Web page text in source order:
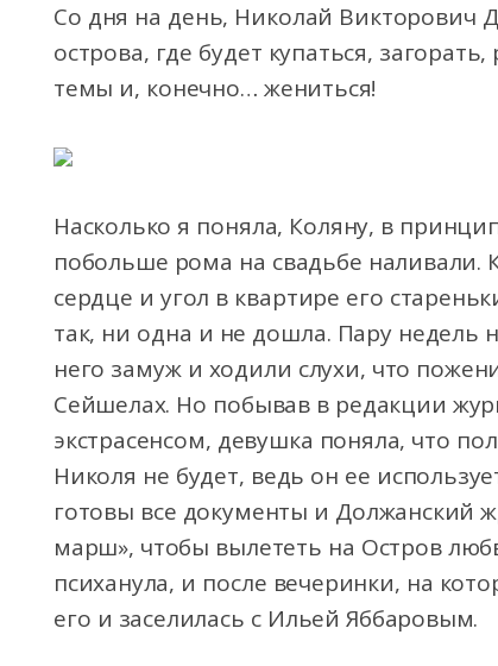
Со дня на день, Николай Викторович
острова, где будет купаться,
темы и, конечно… жениться!
Насколько я поняла, Коляну, в
побольше рома на свадьбе наливали.
сердце и угол в квартире его
так, ни одна и не дошла. Пару недель
него замуж и ходили слухи, что
Сейшелах. Но побывав в редакции
экстрасенсом, девушка поняла, что
Николя не будет, ведь он ее
готовы все документы и Должанский
марш», чтобы вылететь на Остров
психанула, и после вечеринки, на
его и заселилась с Ильей Яббаровым.